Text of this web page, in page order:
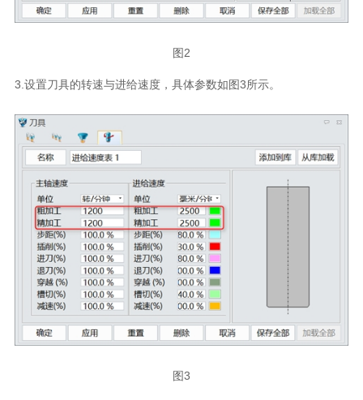
图2
3.设置刀具的转速与进给速度，具体参数如图3所示。
图3